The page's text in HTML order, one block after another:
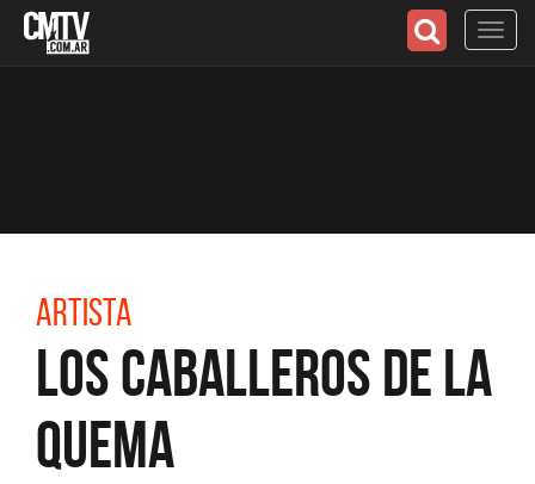
Artista
Los Caballeros de la
Quema